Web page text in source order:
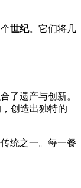
世纪。它们将几
了遗产与创新。
创造出独特的
统之一。每一餐